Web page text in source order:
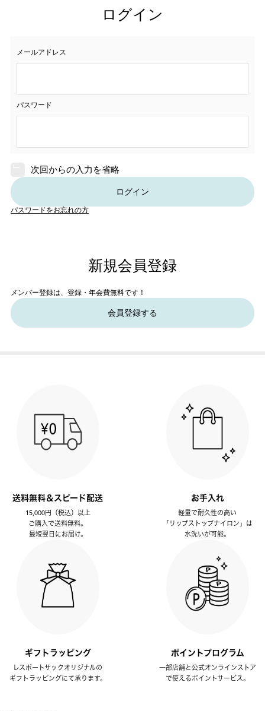
ログイン
メールアドレス
パスワード
次回からの入力を省略
ログイン
パスワードをお忘れの方
新規会員登録
メンバー登録は、登録・年会費無料です！
会員登録する
送料無料＆スピード配送
15,000円（税込）以上
ご購入で送料無料。
最短翌日にお届け。
お手入れ
軽量で耐久性の高い
「リップストップナイロン」は
水洗いが可能。
ギフトラッピング
レスポートサックオリジナルの
ギフトラッピングにて承ります。
ポイントプログラム
一部店舗と公式オンラインストア
で使えるポイントサービス。